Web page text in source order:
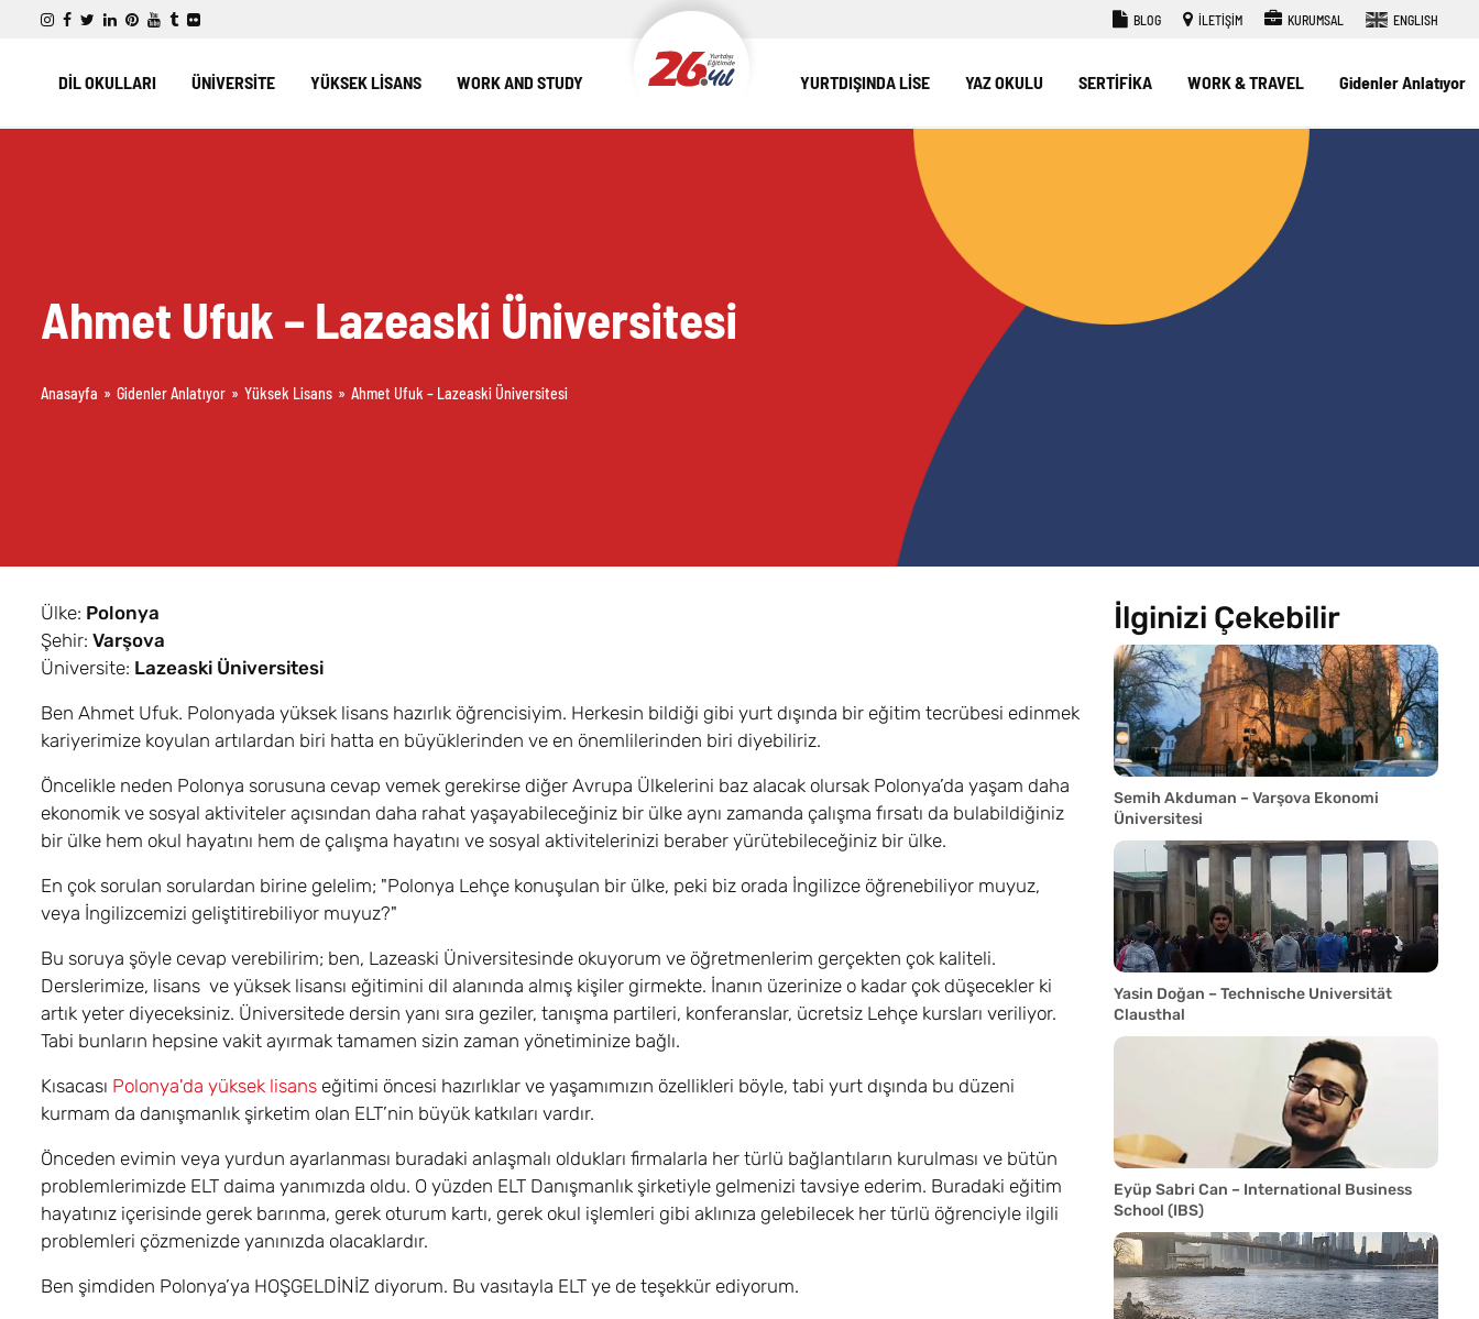
BLOG İLETİŞİM KURUMSAL ENGLISH
DİL OKULLARI ÜNİVERSİTE YÜKSEK LİSANS WORK AND STUDY YURTDIŞINDA LİSE YAZ OKULU SERTİFİKA WORK & TRAVEL Gidenler Anlatıyor
Ahmet Ufuk – Lazeaski Üniversitesi
Anasayfa » Gidenler Anlatıyor » Yüksek Lisans » Ahmet Ufuk – Lazeaski Üniversitesi
İlginizi Çekebilir
Semih Akduman – Varşova Ekonomi
Üniversitesi
Yasin Doğan – Technische Universität
Clausthal
Eyüp Sabri Can – International Business
School (IBS)
Ülke: Polonya
Şehir: Varşova
Üniversite: Lazeaski Üniversitesi
Ben Ahmet Ufuk. Polonyada yüksek lisans hazırlık öğrencisiyim. Herkesin bildiği gibi yurt dışında bir eğitim tecrübesi edinmek
kariyerimize koyulan artılardan biri hatta en büyüklerinden ve en önemlilerinden biri diyebiliriz.
Öncelikle neden Polonya sorusuna cevap vemek gerekirse diğer Avrupa Ülkelerini baz alacak olursak Polonya’da yaşam daha
ekonomik ve sosyal aktiviteler açısından daha rahat yaşayabileceğiniz bir ülke aynı zamanda çalışma fırsatı da bulabildiğiniz
bir ülke hem okul hayatını hem de çalışma hayatını ve sosyal aktivitelerinizi beraber yürütebileceğiniz bir ülke.
En çok sorulan sorulardan birine gelelim; "Polonya Lehçe konuşulan bir ülke, peki biz orada İngilizce öğrenebiliyor muyuz,
veya İngilizcemizi geliştitirebiliyor muyuz?"
Bu soruya şöyle cevap verebilirim; ben, Lazeaski Üniversitesinde okuyorum ve öğretmenlerim gerçekten çok kaliteli.
Derslerimize, lisans ve yüksek lisansı eğitimini dil alanında almış kişiler girmekte. İnanın üzerinize o kadar çok düşecekler ki
artık yeter diyeceksiniz. Üniversitede dersin yanı sıra geziler, tanışma partileri, konferanslar, ücretsiz Lehçe kursları veriliyor.
Tabi bunların hepsine vakit ayırmak tamamen sizin zaman yönetiminize bağlı.
Kısacası Polonya'da yüksek lisans eğitimi öncesi hazırlıklar ve yaşamımızın özellikleri böyle, tabi yurt dışında bu düzeni
kurmam da danışmanlık şirketim olan ELT’nin büyük katkıları vardır.
Önceden evimin veya yurdun ayarlanması buradaki anlaşmalı oldukları firmalarla her türlü bağlantıların kurulması ve bütün
problemlerimizde ELT daima yanımızda oldu. O yüzden ELT Danışmanlık şirketiyle gelmenizi tavsiye ederim. Buradaki eğitim
hayatınız içerisinde gerek barınma, gerek oturum kartı, gerek okul işlemleri gibi aklınıza gelebilecek her türlü öğrenciyle ilgili
problemleri çözmenizde yanınızda olacaklardır.
Ben şimdiden Polonya’ya HOŞGELDİNİZ diyorum. Bu vasıtayla ELT ye de teşekkür ediyorum.